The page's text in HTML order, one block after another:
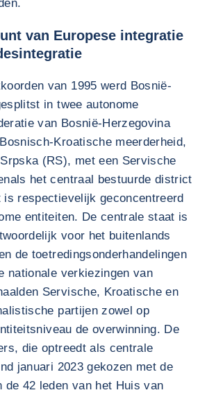
van Europese integratie
van 1995 werd Bosnië-
in twee autonome
van Bosnië-Herzegovina
Kroatische meerderheid,
(RS), met een Servische
het centraal bestuurde district
is respectievelijk geconcentreerd
entiteiten. De centrale staat is
voor het buitenlands
de toetredingsonderhandelingen
nationale verkiezingen van
Servische, Kroatische en
partijen zowel op
de overwinning. De
die optreedt als centrale
januari 2023 gekozen met de
de 42 leden van het Huis van